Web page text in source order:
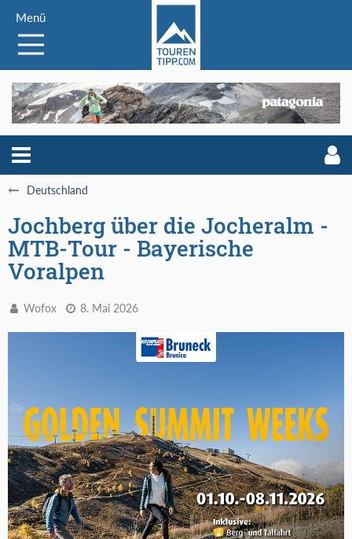
Menü
Deutschland
Jochberg über die Jocheralm -
MTB-Tour - Bayerische
Voralpen
Wofox 8. Mai 2026